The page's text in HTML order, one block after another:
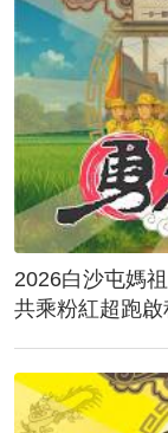
2026白沙屯媽
共乘粉紅超跑